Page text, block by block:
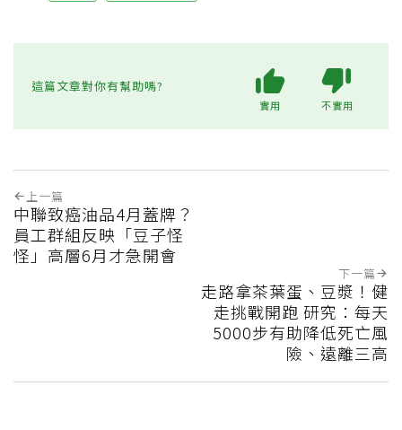
這篇文章對你有幫助嗎?
實用 不實用
上一篇
中聯致癌油品4月蓋牌？
員工群組反映「豆子怪
怪」高層6月才急開會
下一篇
走路拿茶葉蛋、豆漿！健
走挑戰開跑 研究：每天
5000步有助降低死亡風
險、遠離三高